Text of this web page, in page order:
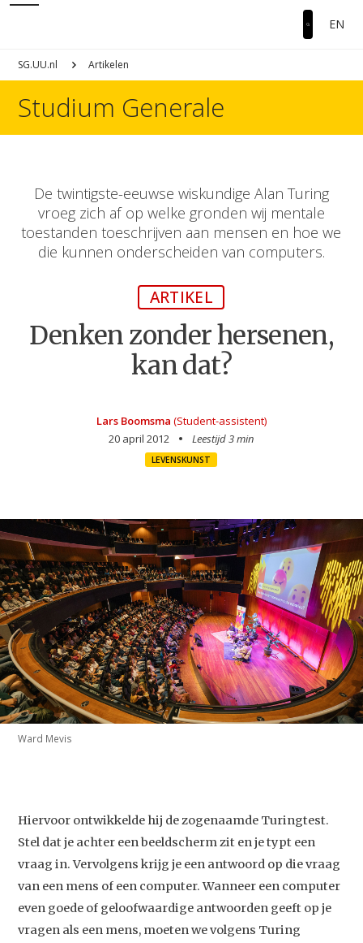
EN
SG.UU.nl Artikelen
Studium Generale
De twintigste-eeuwse wiskundige Alan Turing
vroeg zich af op welke gronden wij mentale
toestanden toeschrijven aan mensen en hoe we
die kunnen onderscheiden van computers.
ARTIKEL
Denken zonder hersenen,
kan dat?
Lars Boomsma (Student-assistent)
20 april 2012
Leestijd 3 min
LEVENSKUNST
Ward Mevis
Hiervoor ontwikkelde hij de zogenaamde Turingtest.
Stel dat je achter een beeldscherm zit en je typt een
vraag in. Vervolgens krijg je een antwoord op die vraag
van een mens of een computer. Wanneer een computer
even goede of geloofwaardige antwoorden geeft op je
vragen als een mens, moeten we volgens Turing